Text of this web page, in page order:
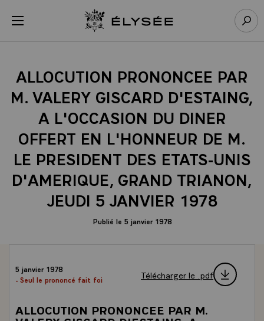
menu Retour à l’accueil Élysée
ALLOCUTION PRONONCEE PAR
M. VALERY GISCARD D'ESTAING,
A L'OCCASION DU DINER
OFFERT EN L'HONNEUR DE M.
LE PRESIDENT DES ETATS-UNIS
D'AMERIQUE, GRAND TRIANON,
JEUDI 5 JANVIER 1978
Publié le 5 janvier 1978
5 janvier 1978
- Seul le prononcé fait foi
Télécharger le .pdf
ALLOCUTION PRONONCEE PAR M.
Panneau de gestion des cookies